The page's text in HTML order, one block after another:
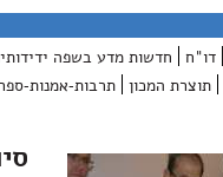
דו"ח חדשות מדע בשפה
תוצרת המכון תרבות-אמנות-